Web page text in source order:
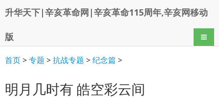
升华天下|辛亥革命网|辛亥革命115周年,辛亥网移动
版 导航
首页>专题 >抗战专题 >纪念篇 >
明月几时有 皓空彩云间